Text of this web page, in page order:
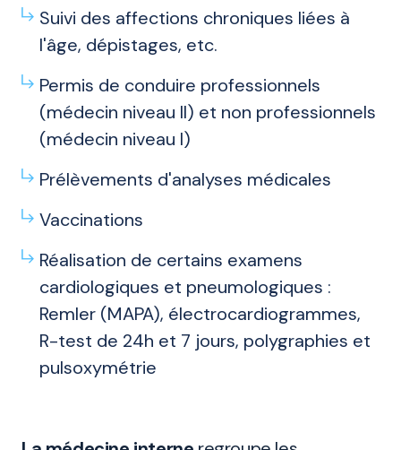
Suivi des affections chroniques liées à
l'âge, dépistages, etc.
Permis de conduire professionnels
(médecin niveau II) et non professionnels
(médecin niveau I)
Prélèvements d'analyses médicales
Vaccinations
Réalisation de certains examens
cardiologiques et pneumologiques :
Remler (MAPA), électrocardiogrammes,
R-test de 24h et 7 jours, polygraphies et
pulsoxymétrie